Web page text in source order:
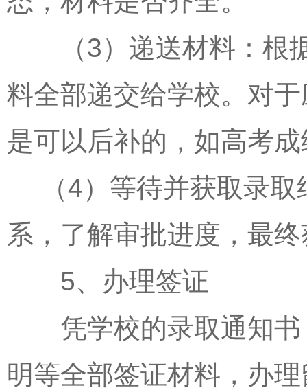
（3）递送材料：根据
料全部递交给学校。对
是可以后补的，如高考
（4）等待并获取录取
系，了解审批进度，最
5、办理签证
凭学校的录取通知书
明等全部签证材料，办